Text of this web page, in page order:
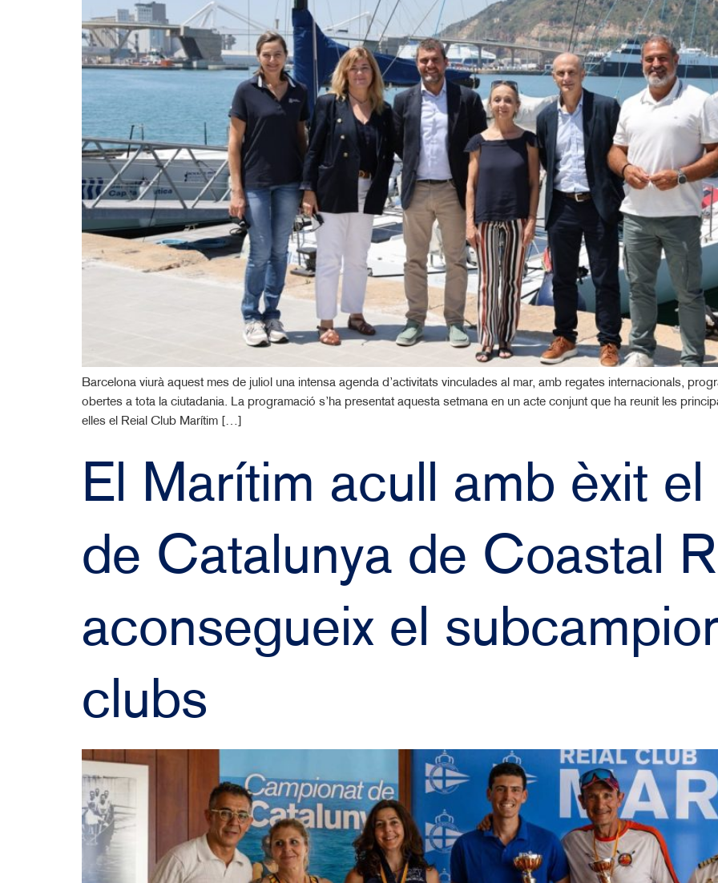
Barcelona viurà aquest mes de juliol una intensa agenda d’activitats vinculades al mar, amb regates internacionals,
obertes a tota la ciutadania. La programació s’ha presentat aquesta setmana en un acte conjunt que ha reunit les
elles el Reial Club Marítim […]
El Marítim acull amb èxit
de Catalunya de Coastal
aconsegueix el
clubs